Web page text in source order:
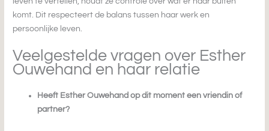
komt. Dit respecteert de balans tussen haar werk en
persoonlijke leven.
Veelgestelde vragen over Esther
Ouwehand en haar relatie
Heeft Esther Ouwehand op dit moment een vriendin of
partner?